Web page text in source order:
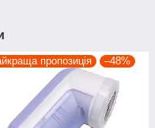
пропозиція –48%